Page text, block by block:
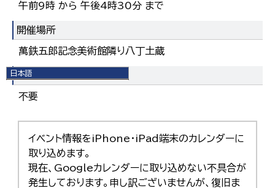
日本語
日本語
English
简体中文
午前9時 から 午後4時30分 まで
開催場所
萬鉄五郎記念美術館隣り八丁土蔵
費用
不要
イベント情報をiPhone・iPad端末のカレンダーに
取り込めます。
現在、Googleカレンダーに取り込めない不具合が
発生しております。申し訳ございませんが、復旧ま